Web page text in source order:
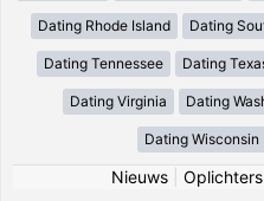
Dating Rhode Island Dating
Dating Tennessee Dating
Dating Virginia Dating
Dating Wisconsin
Nieuws| Oplichters